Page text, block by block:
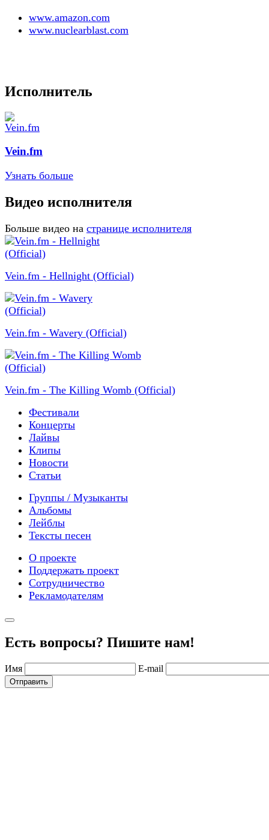
www.amazon.com
www.nuclearblast.com
Исполнитель
Vein.fm
Узнать больше
Видео исполнителя
Больше видео на странице исполнителя
Vein.fm - Hellnight (Official)
Vein.fm - Wavery (Official)
Vein.fm - The Killing Womb (Official)
Фестивали
Концерты
Лайвы
Клипы
Новости
Статьи
Группы / Музыканты
Альбомы
Лейблы
Тексты песен
О проекте
Поддержать проект
Сотрудничество
Рекламодателям
Есть вопросы? Пишите нам!
Имя E-mail